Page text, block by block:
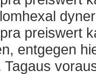
preiswert
entgegen